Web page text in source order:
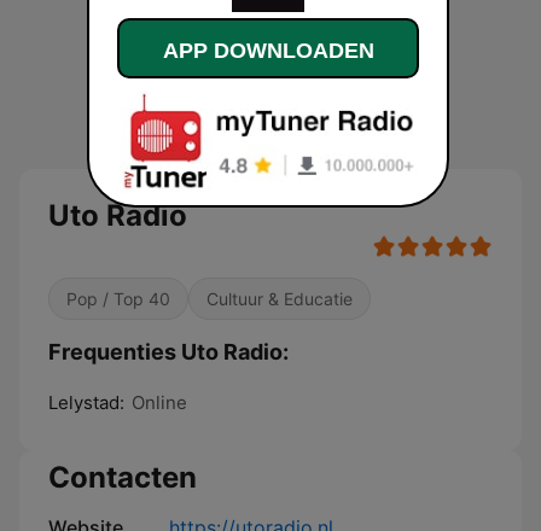
Uto Radio
Pop / Top 40 Cultuur & Educatie
Frequenties Uto Radio:
Lelystad: Online
Contacten
APP DOWNLOADEN